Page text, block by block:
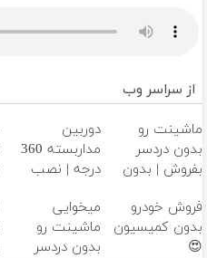
از سراسر وب
ماشینت رو
بدون دردسر
بفروش | بدون
دوربین
مداربسته 360
درجه | نصب
فروش خودرو
بدون کمیسیون
😍
میخوایی
ماشینت رو
بدون دردسر